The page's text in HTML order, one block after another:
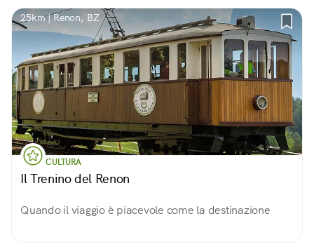
25km | Renon, BZ
CULTURA
Il Trenino del Renon
Quando il viaggio è piacevole come la destinazione